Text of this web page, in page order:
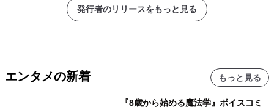
発行者のリリースをもっと見る
エンタメの新着 もっと見る
『8歳から始める魔法学』ボイスコミ